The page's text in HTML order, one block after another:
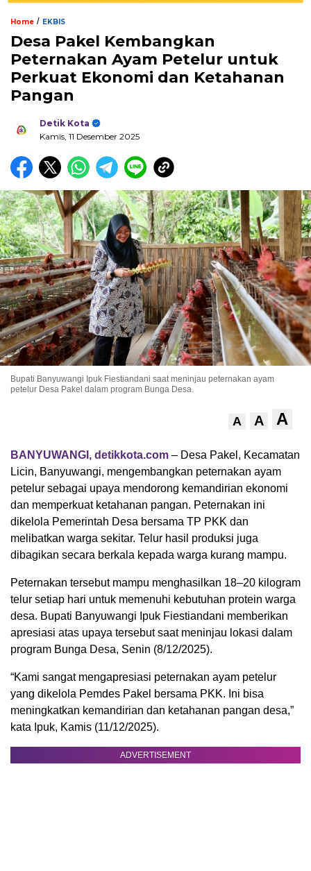
Home / EKBIS
Desa Pakel Kembangkan
Peternakan Ayam Petelur untuk
Perkuat Ekonomi dan Ketahanan
Pangan
Detik Kota
Kamis, 11 Desember 2025
Bupati Banyuwangi Ipuk Fiestiandani saat meninjau peternakan ayam
petelur Desa Pakel dalam program Bunga Desa.
A A A
BANYUWANGI, detikkota.com – Desa Pakel, Kecamatan
Licin, Banyuwangi, mengembangkan peternakan ayam
petelur sebagai upaya mendorong kemandirian ekonomi
dan memperkuat ketahanan pangan. Peternakan ini
dikelola Pemerintah Desa bersama TP PKK dan
melibatkan warga sekitar. Telur hasil produksi juga
dibagikan secara berkala kepada warga kurang mampu.
Peternakan tersebut mampu menghasilkan 18–20 kilogram
telur setiap hari untuk memenuhi kebutuhan protein warga
desa. Bupati Banyuwangi Ipuk Fiestiandani memberikan
apresiasi atas upaya tersebut saat meninjau lokasi dalam
program Bunga Desa, Senin (8/12/2025).
“Kami sangat mengapresiasi peternakan ayam petelur
yang dikelola Pemdes Pakel bersama PKK. Ini bisa
meningkatkan kemandirian dan ketahanan pangan desa,”
kata Ipuk, Kamis (11/12/2025).
ADVERTISEMENT